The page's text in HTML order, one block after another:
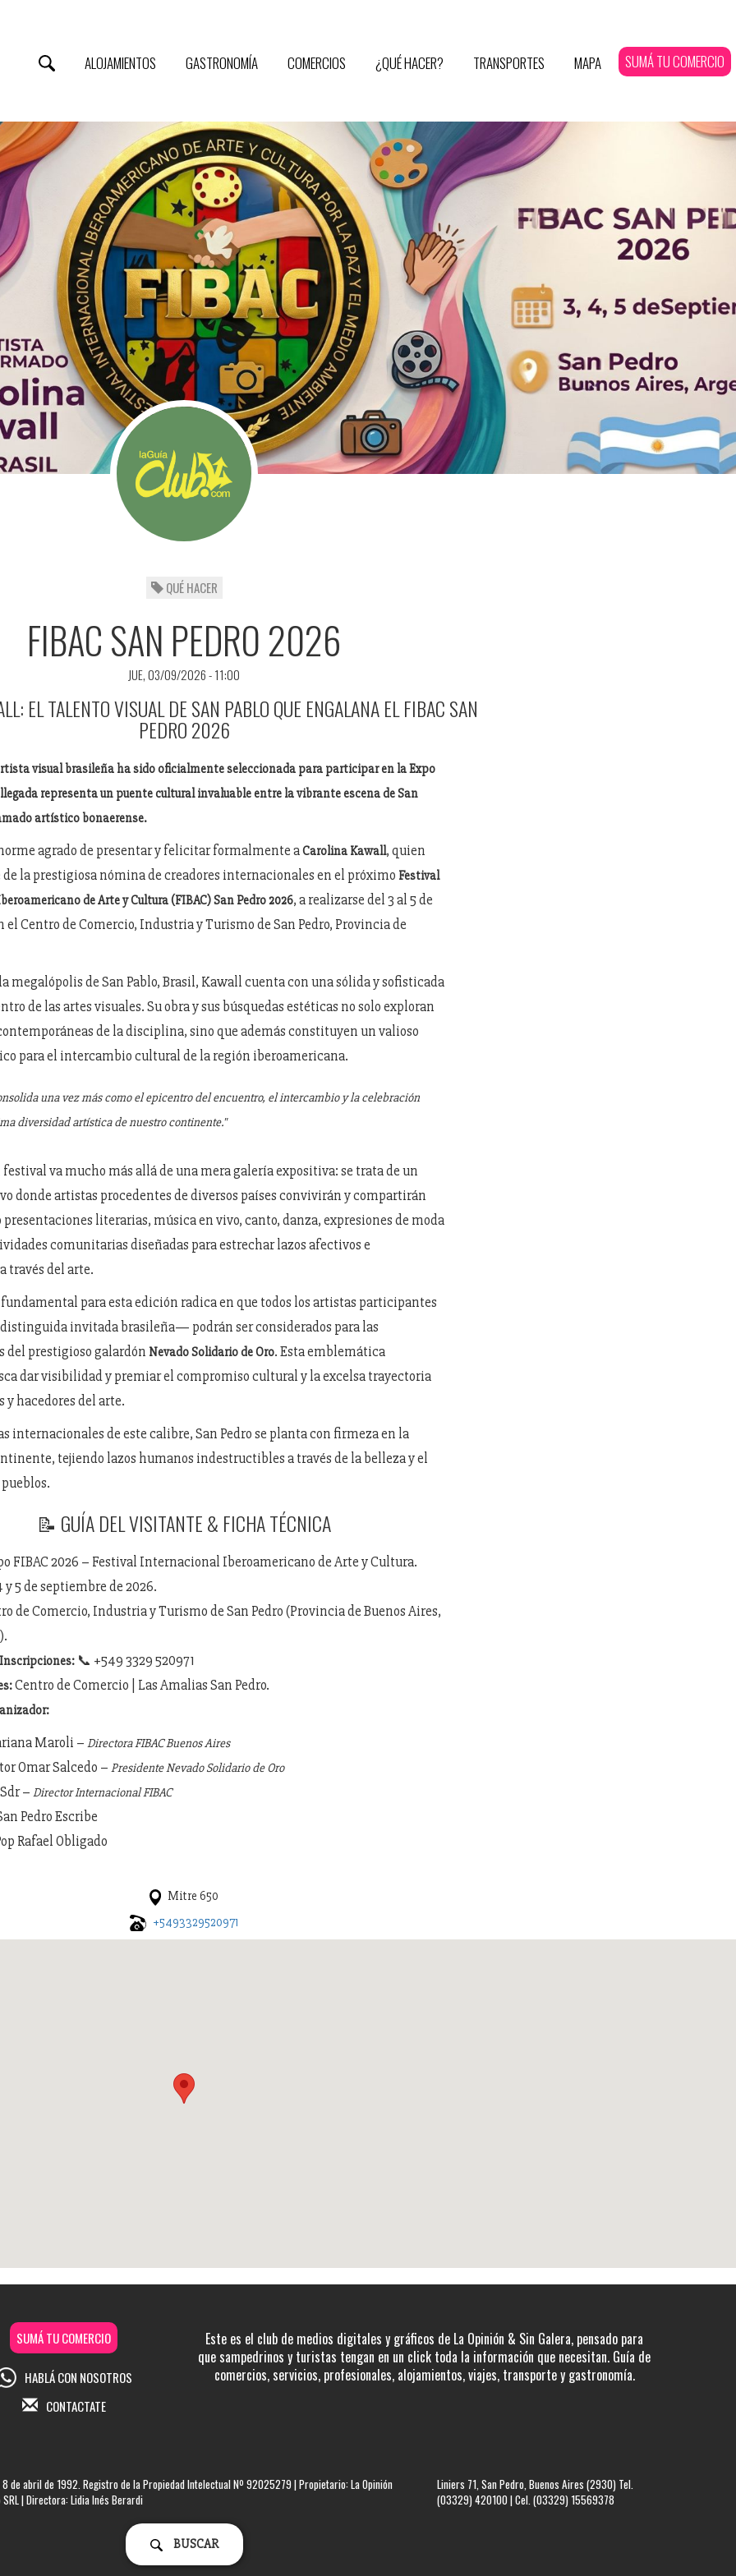
ALOJAMIENTOS GASTRONOMÍA COMERCIOS ¿QUÉ HACER? TRANSPORTES MAPA SUMÁ TU COMERCIO
QUÉ HACER
FIBAC SAN PEDRO 2026
JUE, 03/09/2026 - 11:00
EL TALENTO VISUAL DE SAN PABLO QUE ENGALANA EL FIBAC SAN
PEDRO 2026
visual brasileña ha sido oficialmente seleccionada para participar en la Expo
llegada representa un puente cultural invaluable entre la vibrante escena de San
artístico bonaerense.
agrado de presentar y felicitar formalmente aCarolina Kawall, quien
la prestigiosa nómina de creadores internacionales en el próximo Festival
de Arte y Cultura (FIBAC) San Pedro 2026, a realizarse del 3 al 5 de
el Centro de Comercio, Industria y Turismo de San Pedro, Provincia de
megalópolis de San Pablo, Brasil, Kawall cuenta con una sólida y sofisticada
de las artes visuales. Su obra y sus búsquedas estéticas no solo exploran
de la disciplina, sino que además constituyen un valioso
para el intercambio cultural de la región iberoamericana.
una vez más como el epicentro del encuentro, el intercambio y la celebración
diversidad artística de nuestro continente."
va mucho más allá de una mera galería expositiva: se trata de un
donde artistas procedentes de diversos países convivirán y compartirán
literarias, música en vivo, canto, danza, expresiones de moda
comunitarias diseñadas para estrechar lazos afectivos e
través del arte.
para esta edición radica en que todos los artistas participantes
invitada brasileña— podrán ser considerados para las
del prestigioso galardón Nevado Solidario de Oro. Esta emblemática
dar visibilidad y premiar el compromiso cultural y la excelsa trayectoria
y hacedores del arte.
internacionales de este calibre, San Pedro se planta con firmeza en la
tejiendo lazos humanos indestructibles a través de la belleza y el
📝 GUÍA DEL VISITANTE & FICHA TÉCNICA
FIBAC 2026 – Festival Internacional Iberoamericano de Arte y Cultura.
y 5 de septiembre de 2026.
de Comercio, Industria y Turismo de San Pedro (Provincia de Buenos Aires,
📞 +549 3329 520971
Centro de Comercio | Las Amalias San Pedro.
Maroli – Directora FIBAC Buenos Aires
Omar Salcedo – Presidente Nevado Solidario de Oro
– Director Internacional FIBAC
Pedro Escribe
Rafael Obligado
Mitre 650
+5493329520971
SUMÁ TU COMERCIO
HABLÁ CON NOSOTROS
CONTACTATE
Este es el club de medios digitales y gráficos de La Opinión & Sin Galera, pensado para
que sampedrinos y turistas tengan en un click toda la información que necesitan. Guía de
comercios, servicios, profesionales, alojamientos, viajes, transporte y gastronomía.
8 de abril de 1992. Registro de la Propiedad Intelectual Nº 92025279 | Propietario: La Opinión
| Directora: Lidia Inés Berardi
Liniers 71, San Pedro, Buenos Aires (2930) Tel.
(03329) 420100 | Cel. (03329) 15569378
BUSCAR